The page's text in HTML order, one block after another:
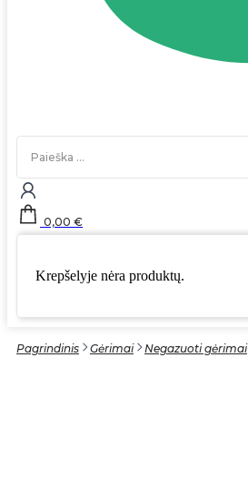
Search
0,00 €
Krepšelyje nėra produktų.
Pagrindinis Gėrimai Negazuoti gėrimai